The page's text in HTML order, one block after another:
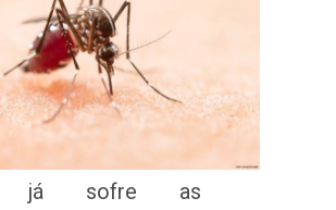
já sofre as